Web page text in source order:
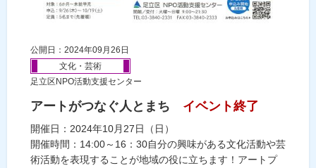
公開日：2024年09月26日
文化・芸術
足立区NPO活動支援センター
アートがつなぐ人とまち イベント終了
開催日：2024年10月27日（日）
開催時間：14:00～16：30自分の興味がある文化活動や芸
術活動を表現することが地域の役に立ちます！アートプ